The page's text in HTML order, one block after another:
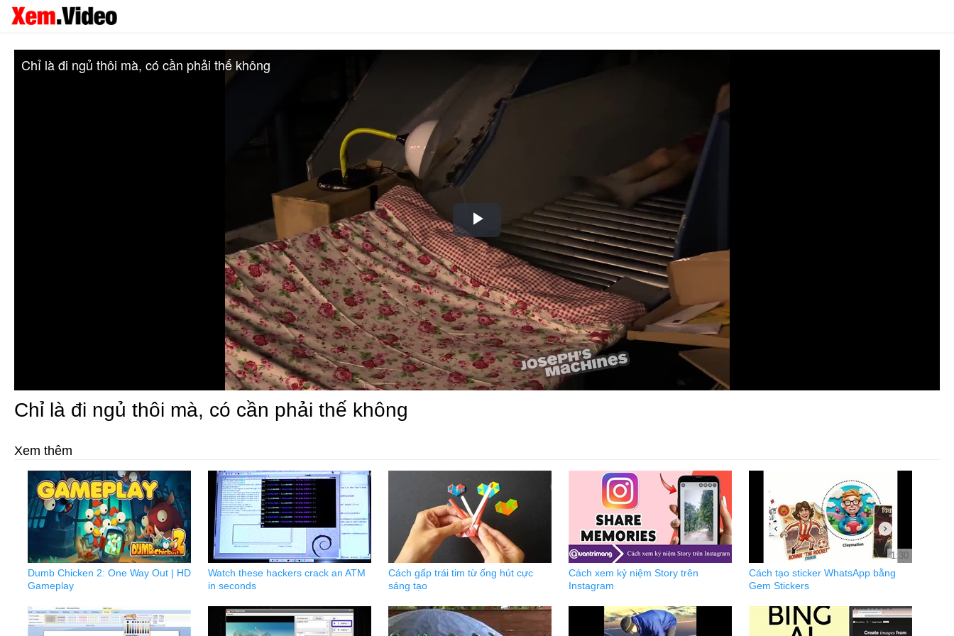
Play
Video
Chỉ là đi ngủ thôi mà, có cần phải thế không
Chỉ là đi ngủ thôi mà, có cần phải thế không
Xem thêm
Dumb Chicken 2: One Way Out | HD
Gameplay
Watch these hackers crack an ATM
in seconds
Cách gấp trái tim từ ống hút cực
sáng tạo
Cách xem kỷ niệm Story trên
Instagram
1:30
Cách tạo sticker WhatsApp bằng
Gem Stickers